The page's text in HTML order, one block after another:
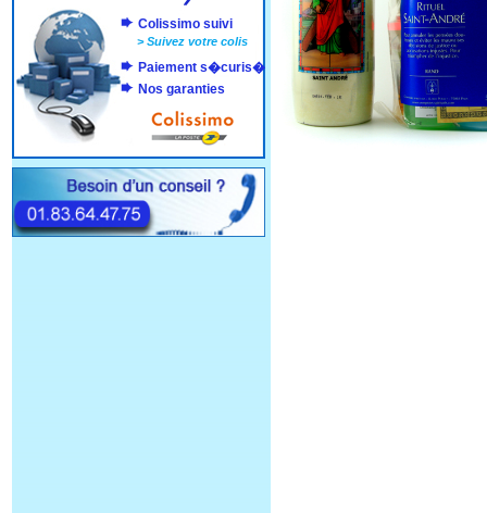
Colissimo suivi
>Suivez votre colis
Paiement s�curis�
Nos garanties